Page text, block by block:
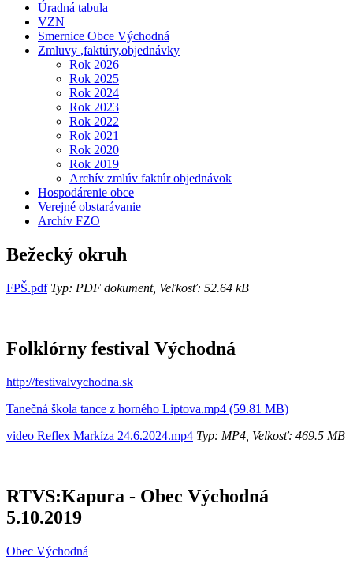
Úradná tabula
VZN
Smernice Obce Východná
Zmluvy ,faktúry,objednávky
Rok 2026
Rok 2025
Rok 2024
Rok 2023
Rok 2022
Rok 2021
Rok 2020
Rok 2019
Archív zmlúv faktúr objednávok
Hospodárenie obce
Verejné obstarávanie
Archív FZO
Bežecký okruh
FPŠ.pdfTyp: PDF dokument, Veľkosť: 52.64 kB
Folklórny festival Východná
http://festivalvychodna.sk
Tanečná škola tance z horného Liptova.mp4 (59.81 MB)
video Reflex Markíza 24.6.2024.mp4 Typ: MP4, Velkosť: 469.5 MB
RTVS:Kapura - Obec Východná
5.10.2019
Obec Východná